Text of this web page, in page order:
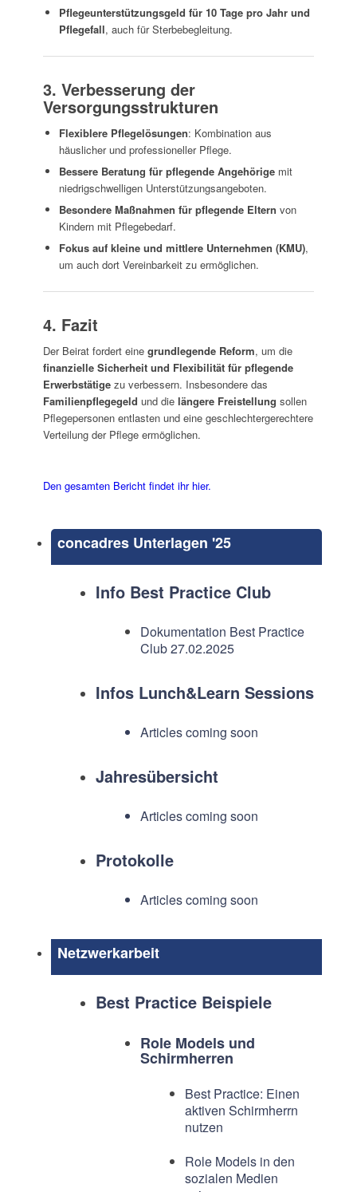
concadres Unterlagen '25
Info Best Practice Club
Dokumentation Best Practice
Club 27.02.2025
Infos Lunch&Learn Sessions
Articles coming soon
Jahresübersicht
Articles coming soon
Protokolle
Articles coming soon
Netzwerkarbeit
Best Practice Beispiele
Role Models und
Schirmherren
Best Practice: Einen
aktiven Schirmherrn
nutzen
Role Models in den
sozialen Medien
Pflegeunterstützungsgeld für 10 Tage pro Jahr und
Pflegefall, auch für Sterbebegleitung.
3. Verbesserung der
Versorgungsstrukturen
Flexiblere Pflegelösungen: Kombination aus
häuslicher und professioneller Pflege.
Bessere Beratung für pflegende Angehörigemit
niedrigschwelligen Unterstützungsangeboten.
Besondere Maßnahmen für pflegende Eltern von
Kindern mit Pflegebedarf.
Fokus auf kleine und mittlere Unternehmen (KMU),
um auch dort Vereinbarkeit zu ermöglichen.
4. Fazit
Der Beirat fordert eine grundlegende Reform, um die
finanzielle Sicherheit und Flexibilität für pflegende
Erwerbstätigezu verbessern. Insbesondere das
Familienpflegegeld und die längere Freistellung sollen
Pflegepersonen entlasten und eine geschlechtergerechtere
Verteilung der Pflege ermöglichen.
Den gesamten Bericht findet ihr hier.